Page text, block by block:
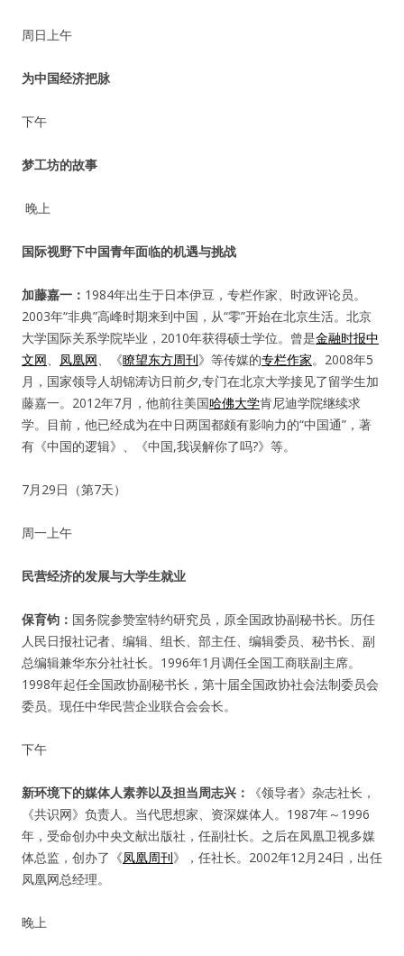
周日上午
为中国经济把脉
下午
梦工坊的故事
晚上
国际视野下中国青年面临的机遇与挑战
加藤嘉一： 1984年出生于日本伊豆，专栏作家、时政评论员。
2003年“非典”高峰时期来到中国，从“零”开始在北京生活。北京
大学国际关系学院毕业，2010年获得硕士学位。曾是金融时报中
文网、 凤凰网、《瞭望东方周刊》等传媒的专栏作家。2008年5
月，国家领导人胡锦涛访日前夕,专门在北京大学接见了留学生加
藤嘉一。2012年7月，他前往美国哈佛大学肯尼迪学院继续求
学。目前，他已经成为在中日两国都颇有影响力的“中国通”，著
有《中国的逻辑》、《中国,我误解你了吗?》等。
7月29日（第7天）
周一上午
民营经济的发展与大学生就业
保育钧： 国务院参赞室特约研究员，原全国政协副秘书长。历任
人民日报社记者、编辑、组长、部主任、编辑委员、秘书长、副
总编辑兼华东分社社长。1996年1月调任全国工商联副主席。
1998年起任全国政协副秘书长，第十届全国政协社会法制委员会
委员。现任中华民营企业联合会会长。
下午
新环境下的媒体人素养以及担当周志兴：
《领导者》杂志社长，
《共识网》负责人。当代思想家、资深媒体人。1987年～1996
年，受命创办中央文献出版社，任副社长。之后在凤凰卫视多媒
体总监，创办了《凤凰周刊》，任社长。2002年12月24日，出任
凤凰网总经理。
晚上